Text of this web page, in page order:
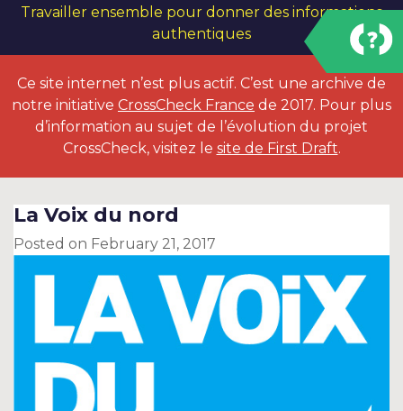
Travailler ensemble pour donner des informations
authentiques
Ce site internet n’est plus actif. C’est une archive de
notre initiative CrossCheck France de 2017. Pour plus
d’information au sujet de l’évolution du projet
CrossCheck, visitez le site de First Draft.
La Voix du nord
Posted on February 21, 2017